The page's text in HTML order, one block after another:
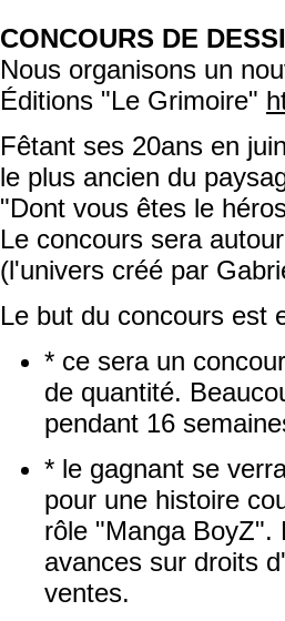
CONCOURS DE
Nous organisons un
Éditions "Le Grimoire"
Fêtant ses 20ans en
le plus ancien du
"Dont vous êtes le
Le concours sera
(l'univers créé par
Le but du concours est
* ce sera un
de quantité.
pendant 16
* le gagnant se
pour une histoire
rôle "Manga BoyZ".
avances sur droits
ventes.